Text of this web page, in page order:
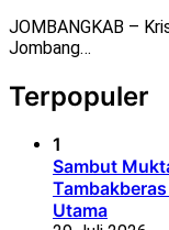
JOMBANGKAB –
Jombang…
Terpopuler
1
Sambut
Utama